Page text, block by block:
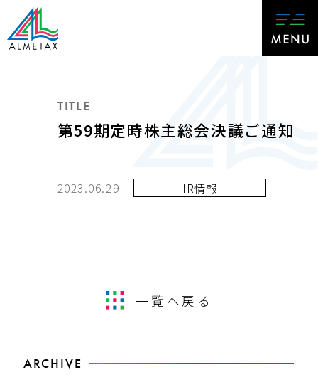
TITLE
第59期定時株主総会決議ご通知
2023.06.29 IR情報
一覧へ戻る
ARCHIVE